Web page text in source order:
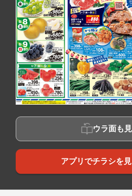
ウラ面も
アプリでチラシを